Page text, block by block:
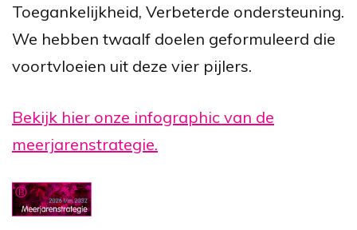
Toegankelijkheid, Verbeterde ondersteuning.
We hebben twaalf doelen geformuleerd die
voortvloeien uit deze vier pijlers.
Bekijk hier onze infographic van de
meerjarenstrategie.